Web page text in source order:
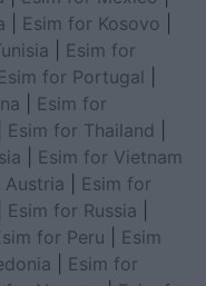
Esim for Kosovo
Esim for
Esim for Portugal
Esim for
Esim for Thailand
Esim for Vietnam
Austria
Esim for
Esim for Russia
for Peru
Esim
Esim for